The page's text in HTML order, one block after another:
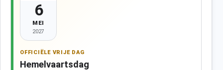
6
MEI
2027
OFFICIËLE VRIJE DAG
Hemelvaartsdag